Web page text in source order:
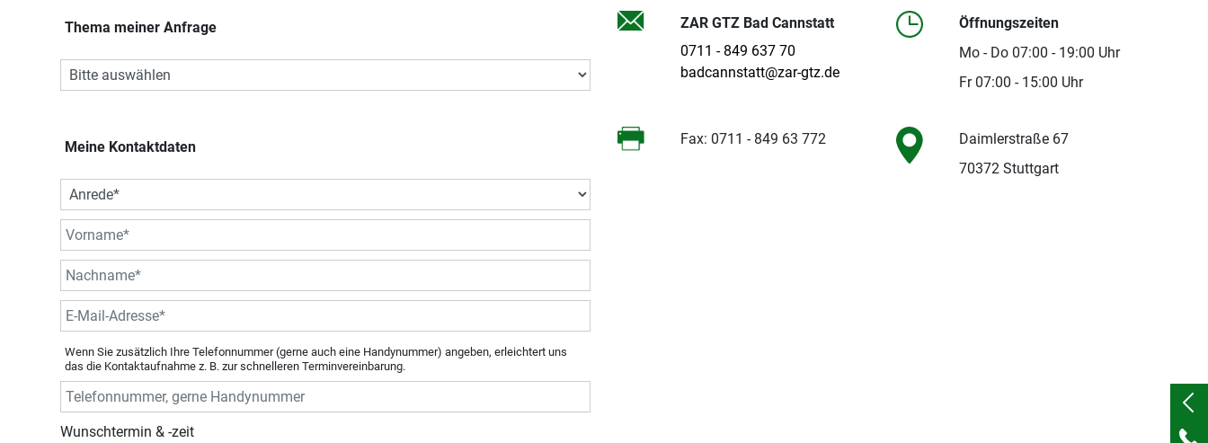
Thema meiner Anfrage
Meine Kontaktdaten
Wenn Sie zusätzlich Ihre Telefonnummer (gerne auch eine Handynummer) angeben, erleichtert uns
das die Kontaktaufnahme z. B. zur schnelleren Terminvereinbarung.
Wunschtermin & -zeit
ZAR GTZ Bad Cannstatt
0711 - 849 637 70
badcannstatt@zar-gtz.de
Öffnungszeiten
Mo - Do 07:00 - 19:00 Uhr
Fr 07:00 - 15:00 Uhr
Fax: 0711 - 849 63 772
Daimlerstraße 67
70372 Stuttgart